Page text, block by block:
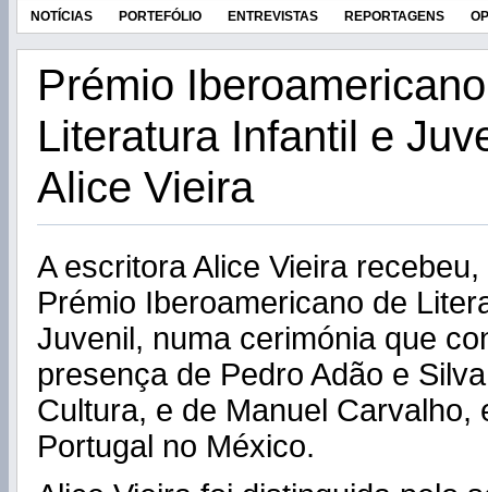
NOTÍCIAS PORTEFÓLIO ENTREVISTAS REPORTAGENS
Prémio
Literatura Infantil e
Alice Vieira
A escritora Alice Vieira
Prémio Iberoamericano de
Juvenil, numa cerimónia que
presença de Pedro Adão e
Cultura, e de Manuel Carvalho,
Portugal no México.